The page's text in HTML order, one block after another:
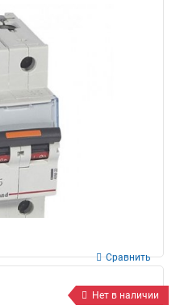
Сравнить
Нет в наличии